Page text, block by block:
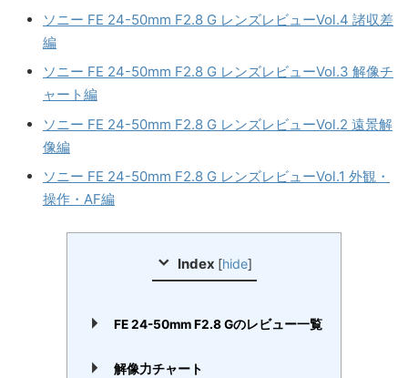
ソニー FE 24-50mm F2.8 G レンズレビューVol.4 諸収差
編
ソニー FE 24-50mm F2.8 G レンズレビューVol.3 解像チ
ャート編
ソニー FE 24-50mm F2.8 G レンズレビューVol.2 遠景解
像編
ソニー FE 24-50mm F2.8 G レンズレビューVol.1 外観・
操作・AF編
Index [hide]
FE 24-50mm F2.8 Gのレビュー一覧
解像力チャート